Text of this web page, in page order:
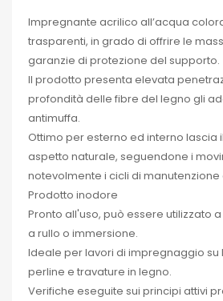
Impregnante acrilico all’acqua
trasparenti, in grado di offrire le
garanzie di protezione del supporto.
Il prodotto presenta elevata
profondità delle fibre del legno gli
antimuffa.
Ottimo per esterno ed interno lascia
aspetto naturale, seguendone i
notevolmente i cicli di
Prodotto inodore
Pronto all'uso, può essere utilizzato
a rullo o immersione.
Ideale per lavori di impregnaggio su
perline e travature in legno.
Verifiche eseguite sui principi attivi